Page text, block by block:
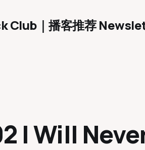
Club｜播客推荐
I Will